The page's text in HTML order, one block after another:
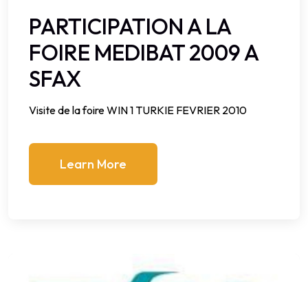
PARTICIPATION A LA
FOIRE MEDIBAT 2009 A
SFAX
Visite de la foire WIN 1 TURKIE FEVRIER 2010
Learn More